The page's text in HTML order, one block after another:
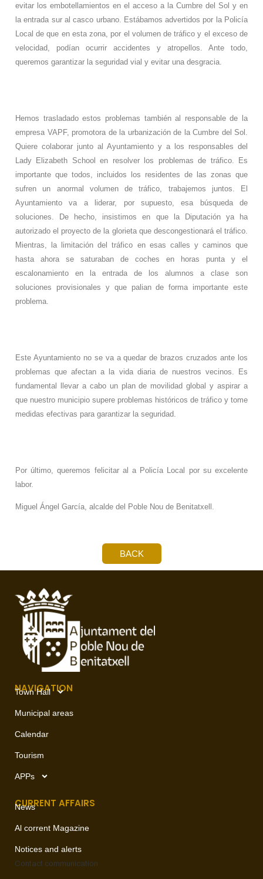
evitar los embotellamientos en el acceso a la Cumbre del Sol y en
la entrada sur al casco urbano. Estábamos advertidos por la Policía
Local de que en esta zona, por el volumen de tráfico y el exceso de
velocidad, podían ocurrir accidentes y atropellos. Ante todo,
queremos garantizar la seguridad vial y evitar una desgracia.
Hemos trasladado estos problemas también al responsable de la
empresa VAPF, promotora de la urbanización de la Cumbre del Sol.
Quiere colaborar junto al Ayuntamiento y a los responsables del
Lady Elizabeth School en resolver los problemas de tráfico. Es
importante que todos, incluidos los residentes de las zonas que
sufren un anormal volumen de tráfico, trabajemos juntos. El
Ayuntamiento va a liderar, por supuesto, esa búsqueda de
soluciones. De hecho, insistimos en que la Diputación ya ha
autorizado el proyecto de la glorieta que descongestionará el tráfico.
Mientras, la limitación del tráfico en esas calles y caminos que
hasta ahora se saturaban de coches en horas punta y el
escalonamiento en la entrada de los alumnos a clase son
soluciones provisionales y que palian de forma importante este
problema.
Este Ayuntamiento no se va a quedar de brazos cruzados ante los
problemas que afectan a la vida diaria de nuestros vecinos. Es
fundamental llevar a cabo un plan de movilidad global y aspirar a
que nuestro municipio supere problemas históricos de tráfico y tome
medidas efectivas para garantizar la seguridad.
Por último, queremos felicitar al a Policía Local por su excelente
labor.
Miguel Ángel García, alcalde del Poble Nou de Benitatxell.
BACK
NAVIGATION
Town Hall
Municipal areas
Calendar
Tourism
APPs
CURRENT AFFAIRS
News
Al corrent Magazine
Notices and alerts
Contact communication